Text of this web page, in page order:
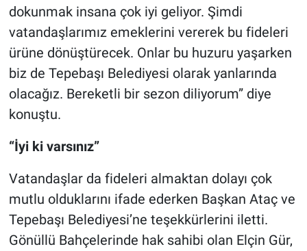
dokunmak insana çok iyi geliyor. Şimdi
vatandaşlarımız emeklerini vererek bu fideleri
ürüne dönüştürecek. Onlar bu huzuru yaşarken
biz de Tepebaşı Belediyesi olarak yanlarında
olacağız. Bereketli bir sezon diliyorum” diye
konuştu.
“İyi ki varsınız”
Vatandaşlar da fideleri almaktan dolayı çok
mutlu olduklarını ifade ederken Başkan Ataç ve
Tepebaşı Belediyesi’ne teşekkürlerini iletti.
Gönüllü Bahçelerinde hak sahibi olan Elçin Gür,